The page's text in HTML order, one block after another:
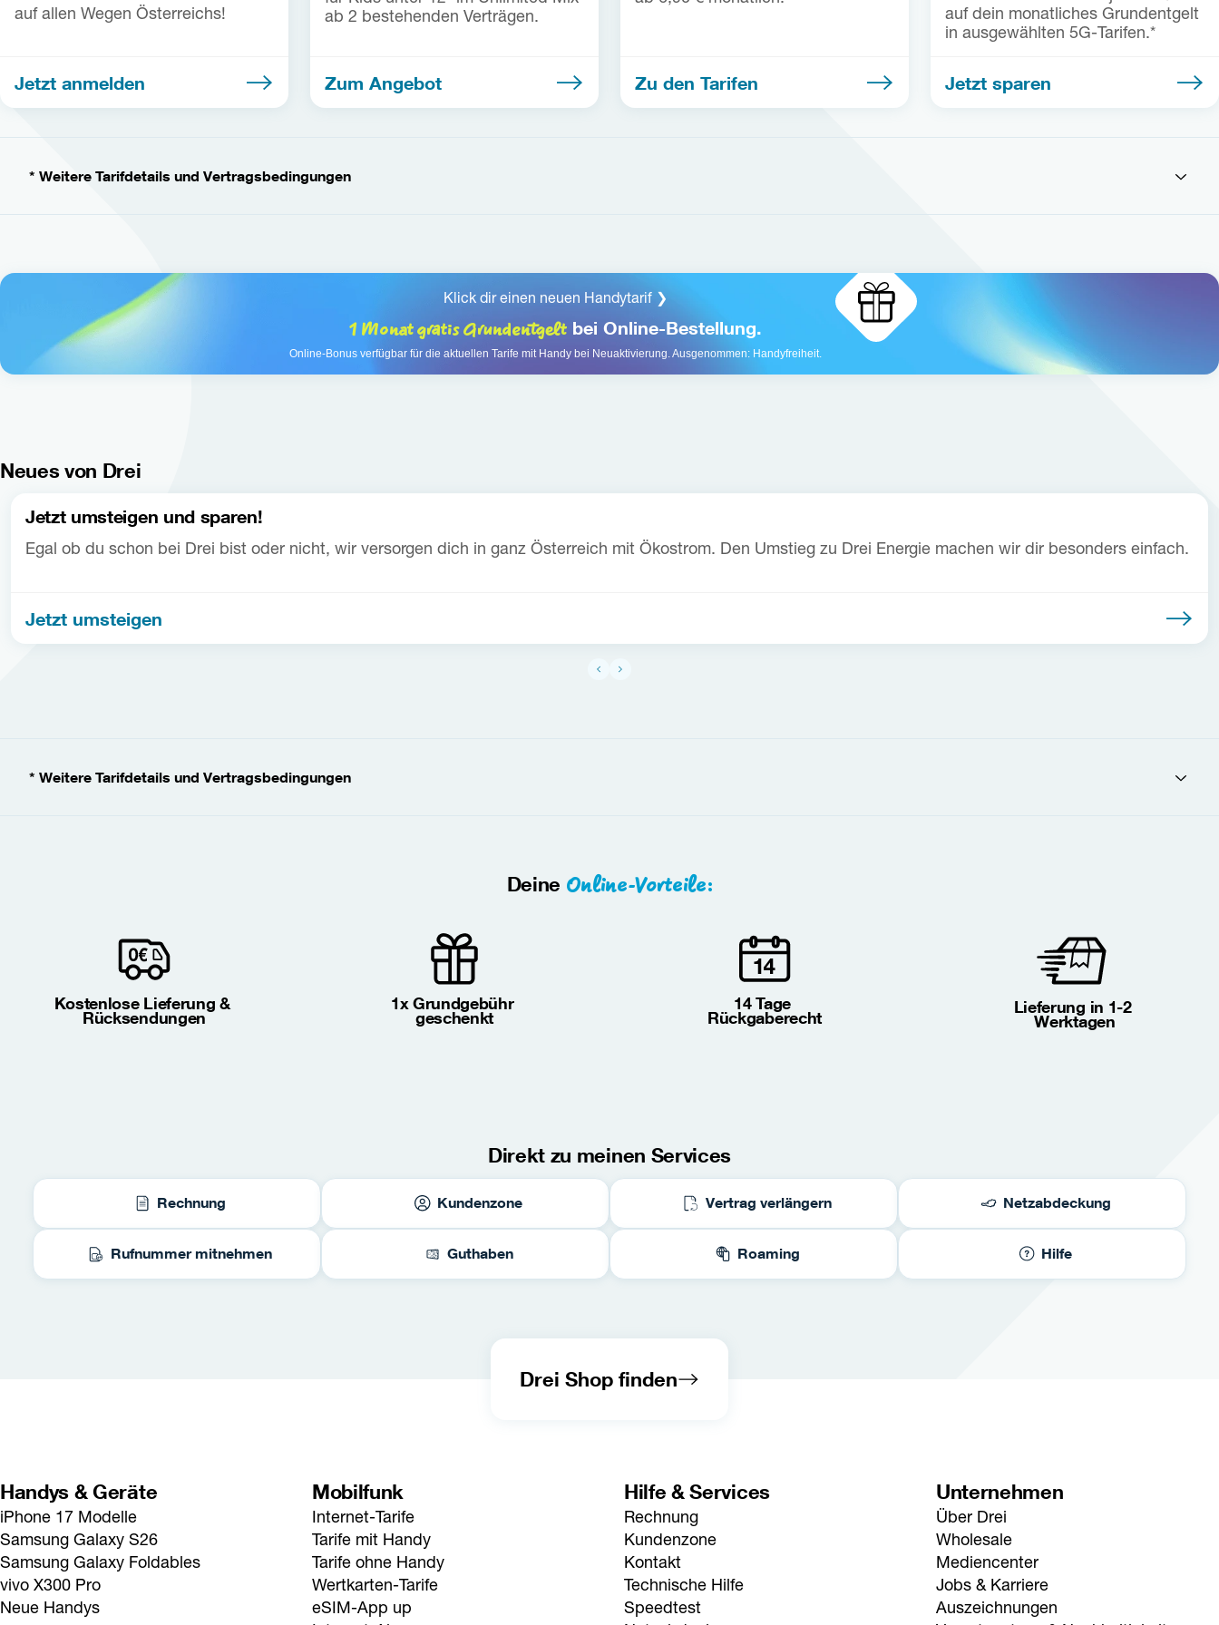
auf allen Wegen Österreichs!
Jetzt anmelden
ab 2 bestehenden Verträgen.
Zum Angebot Zu den Tarifen
auf dein monatliches Grundentgelt
in ausgewählten 5G-Tarifen.*
Jetzt sparen
* Weitere Tarifdetails und Vertragsbedingungen
Klick dir einen neuen Handytarif ❯
1 Monat gratis Grundentgelt bei Online-Bestellung.
Online-Bonus verfügbar für die aktuellen Tarife mit Handy bei Neuaktivierung. Ausgenommen: Handyfreiheit.
Neues von Drei
Jetzt umsteigen und sparen!
Egal ob du schon bei Drei bist oder nicht, wir versorgen dich in ganz Österreich mit Ökostrom. Den Umstieg zu Drei Energie machen wir dir besonders einfach.
Jetzt umsteigen
* Weitere Tarifdetails und Vertragsbedingungen
Deine Online-Vorteile:
Kostenlose Lieferung &
Rücksendungen
1x Grundgebühr
geschenkt
14 Tage
Rückgaberecht
Lieferung in 1-2
Werktagen
Direkt zu meinen Services
Rechnung Kundenzone Vertrag verlängern Netzabdeckung
Rufnummer mitnehmen Guthaben Roaming Hilfe
Drei Shop finden
Handys & Geräte
iPhone 17 Modelle
Samsung Galaxy S26
Samsung Galaxy Foldables
vivo X300 Pro
Neue Handys
Mobilfunk
Internet-Tarife
Tarife mit Handy
Tarife ohne Handy
Wertkarten-Tarife
eSIM-App up
Hilfe & Services
Rechnung
Kundenzone
Kontakt
Technische Hilfe
Speedtest
Unternehmen
Über Drei
Wholesale
Mediencenter
Jobs & Karriere
Auszeichnungen